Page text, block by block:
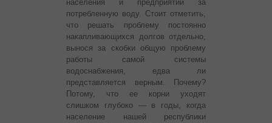
населения и предприятий за
потребленную воду. Стоит отметить,
что решать проблему постоянно
накапливающихся долгов отдельно,
вынося за скобки общую проблему
работы самой системы
водоснабжения, едва ли
представляется верным. Почему?
Потому, что ее корни уходят
слишком глубоко — в годы, когда
население нашей республики